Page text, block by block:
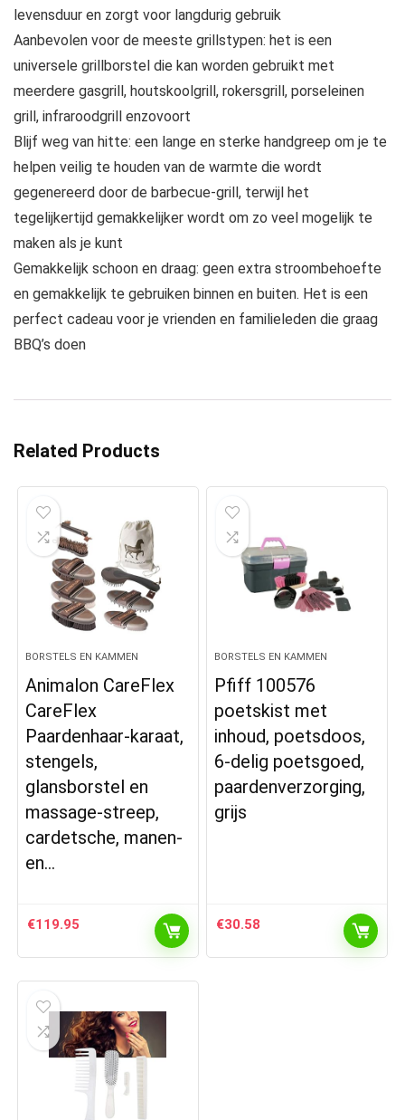
levensduur en zorgt voor langdurig gebruik
Aanbevolen voor de meeste grillstypen: het is een
universele grillborstel die kan worden gebruikt met
meerdere gasgrill, houtskoolgrill, rokersgrill, porseleinen
grill, infraroodgrill enzovoort
Blijf weg van hitte: een lange en sterke handgreep om je te
helpen veilig te houden van de warmte die wordt
gegenereerd door de barbecue-grill, terwijl het
tegelijkertijd gemakkelijker wordt om zo veel mogelijk te
maken als je kunt
Gemakkelijk schoon en draag: geen extra stroombehoefte
en gemakkelijk te gebruiken binnen en buiten. Het is een
perfect cadeau voor je vrienden en familieleden die graag
BBQ’s doen
Related Products
BORSTELS EN KAMMEN
Animalon CareFlex
CareFlex
Paardenhaar-karaat,
stengels,
glansborstel en
massage-streep,
cardetsche, manen-
en…
€119.95
BORSTELS EN KAMMEN
Pfiff 100576
poetskist met
inhoud, poetsdoos,
6-delig poetsgoed,
paardenverzorging,
grijs
€30.58